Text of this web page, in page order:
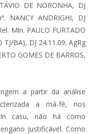
DE NORONHA, DJ
NANCY ANDRIGHI, DJ
Min. PAULO FURTADO
TJ/BA), DJ 24.11.09; AgRg
GOMES DE BARROS,
a partir da análise
a má-fé, nos
In casu, não há como
justificável. Como